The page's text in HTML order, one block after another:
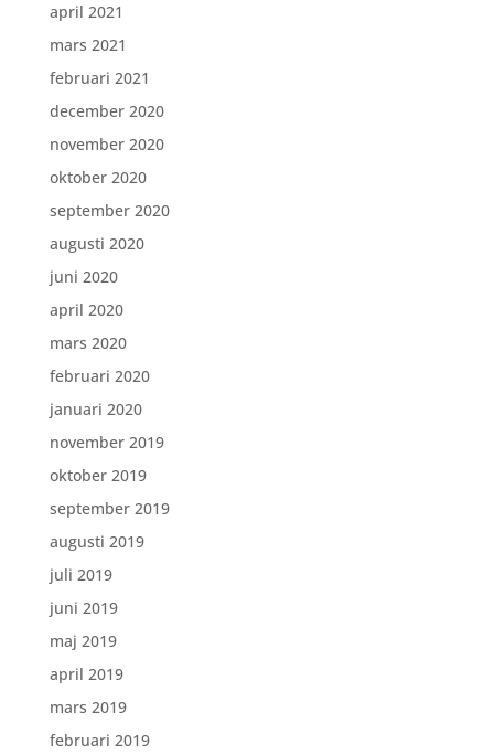
april 2021
mars 2021
februari 2021
december 2020
november 2020
oktober 2020
september 2020
augusti 2020
juni 2020
april 2020
mars 2020
februari 2020
januari 2020
november 2019
oktober 2019
september 2019
augusti 2019
juli 2019
juni 2019
maj 2019
april 2019
mars 2019
februari 2019